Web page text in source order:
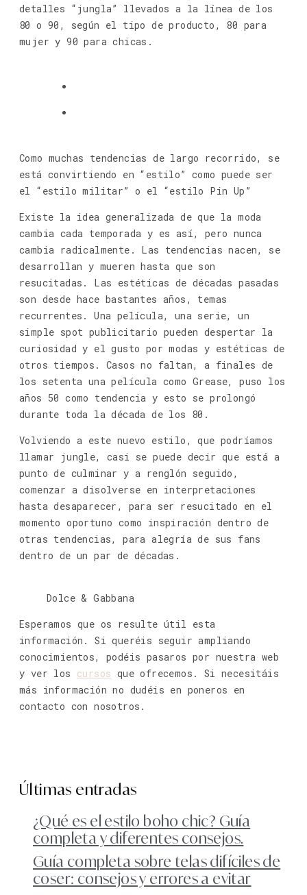
detalles “jungla” llevados a la línea de los
80 o 90, según el tipo de producto, 80 para
mujer y 90 para chicas.
Como muchas tendencias de largo recorrido, se
está convirtiendo en “estilo” como puede ser
el “estilo militar” o el “estilo Pin Up”
Existe la idea generalizada de que la moda
cambia cada temporada y es así, pero nunca
cambia radicalmente. Las tendencias nacen, se
desarrollan y mueren hasta que son
resucitadas. Las estéticas de décadas pasadas
son desde hace bastantes años, temas
recurrentes. Una película, una serie, un
simple spot publicitario pueden despertar la
curiosidad y el gusto por modas y estéticas de
otros tiempos. Casos no faltan, a finales de
los setenta una película como Grease, puso los
años 50 como tendencia y esto se prolongó
durante toda la década de los 80.
Volviendo a este nuevo estilo, que podríamos
llamar jungle, casi se puede decir que está a
punto de culminar y a renglón seguido,
comenzar a disolverse en interpretaciones
hasta desaparecer, para ser resucitado en el
momento oportuno como inspiración dentro de
otras tendencias, para alegría de sus fans
dentro de un par de décadas.
Dolce & Gabbana
Esperamos que os resulte útil esta
información. Si queréis seguir ampliando
conocimientos, podéis pasaros por nuestra web
y ver los cursos que ofrecemos. Si necesitáis
más información no dudéis en poneros en
contacto con nosotros.
Últimas entradas
¿Qué es el estilo boho chic? Guía
completa y diferentes consejos.
Guía completa sobre telas difíciles de
coser: consejos y errores a evitar